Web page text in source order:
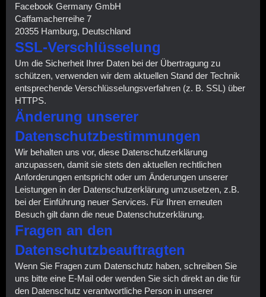
Facebook Germany GmbH
Caffamacherreihe 7
20355 Hamburg, Deutschland
SSL-Verschlüsselung
Um die Sicherheit Ihrer Daten bei der Übertragung zu
schützen, verwenden wir dem aktuellen Stand der Technik
entsprechende Verschlüsselungsverfahren (z. B. SSL) über
HTTPS.
Änderung unserer
Datenschutzbestimmungen
Wir behalten uns vor, diese Datenschutzerklärung
anzupassen, damit sie stets den aktuellen rechtlichen
Anforderungen entspricht oder um Änderungen unserer
Leistungen in der Datenschutzerklärung umzusetzen, z.B.
bei der Einführung neuer Services. Für Ihren erneuten
Besuch gilt dann die neue Datenschutzerklärung.
Fragen an den
Datenschutzbeauftragten
Wenn Sie Fragen zum Datenschutz haben, schreiben Sie
uns bitte eine E-Mail oder wenden Sie sich direkt an die für
den Datenschutz verantwortliche Person in unserer